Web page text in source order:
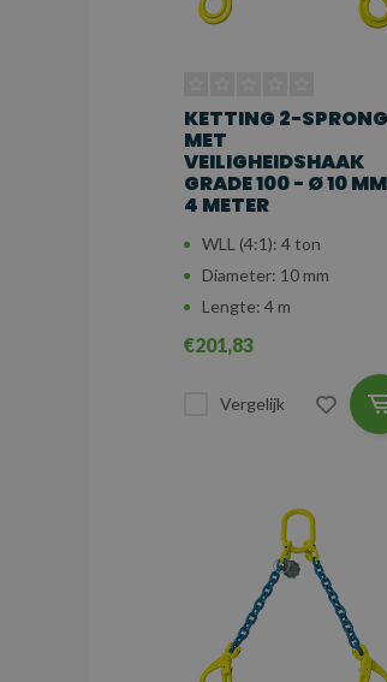
KETTING 2-SPRONG
MET
VEILIGHEIDSHAAK
GRADE 100 - Ø 10
4 METER
WLL (4:1): 4 ton
Diameter: 10 mm
Lengte: 4 m
€201,83
Vergelijk